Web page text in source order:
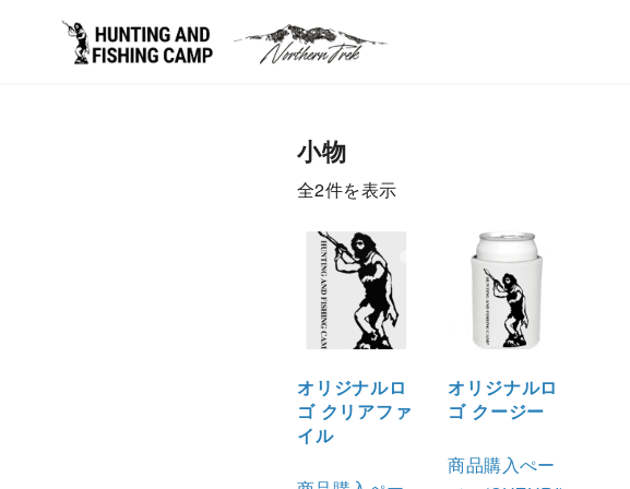
小物
全2件を表示新
オリジナルロ
ゴ クリアファ
イル
オリジナルロ
ゴ クージー
商品購入ぺー